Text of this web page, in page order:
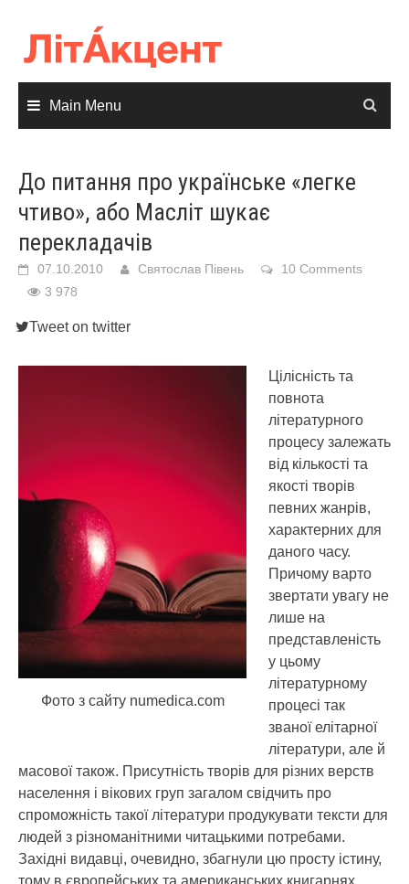
content
Main Menu
До питання про українське «легке
чтиво», або Масліт шукає
перекладачів
07.10.2010 Святослав Півень
10 Comments
3 978
Tweet on twitter
Фото з сайту numedica.com
Цілісність та
повнота
літературного
процесу залежать
від кількості та
якості творів
певних жанрів,
характерних для
даного часу.
Причому варто
звертати увагу не
лише на
представленість
у цьому
літературному
процесі так
званої елітарної
літератури, але й
масової також. Присутність творів для різних верств
населення і вікових груп загалом свідчить про
спроможність такої літератури продукувати тексти для
людей з різноманітними читацькими потребами.
Західні видавці, очевидно, збагнули цю просту істину,
тому в європейських та американських книгарнях